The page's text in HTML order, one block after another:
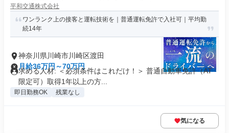
平和交通株式会社
ワンランク上の接客と運転技術を｜普通運転免許で入社可｜平均勤
続14年
神奈川県川崎市川崎区渡田
月給36万円～70万円
求める人材: ＜必須条件はこれだけ！＞ 普通自動車免許（AT
限定可）取得1年以上の方...
即日勤務OK 残業なし
気になる